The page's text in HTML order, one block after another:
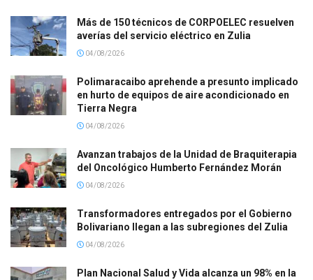
Más de 150 técnicos de CORPOELEC resuelven
averías del servicio eléctrico en Zulia
04/08/2026
Polimaracaibo aprehende a presunto implicado
en hurto de equipos de aire acondicionado en
Tierra Negra
04/08/2026
Avanzan trabajos de la Unidad de Braquiterapia
del Oncológico Humberto Fernández Morán
04/08/2026
Transformadores entregados por el Gobierno
Bolivariano llegan a las subregiones del Zulia
04/08/2026
Plan Nacional Salud y Vida alcanza un 98% en la